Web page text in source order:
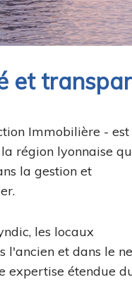
et
Immobilière - est
région lyonnaise
la gestion et
les locaux
l'ancien et dans le
expertise étendue